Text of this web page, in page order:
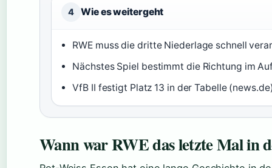
4 Wie es weitergeht
RWE muss die dritte Niederlage schnell
Nächstes Spiel bestimmt die Richtung im
VfB II festigt Platz 13 in der Tabelle
Wann war RWE das letzte Mal in